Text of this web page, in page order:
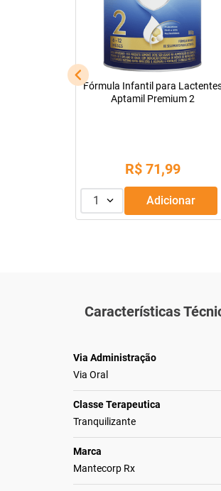
Tadalafila Ems 5mg 30
comprimidos revestidos
R$ 9,99
1 Adicionar
Características
Via Administração
Via Oral
Classe Terapeutica
Tranquilizante
Marca
Mantecorp Rx